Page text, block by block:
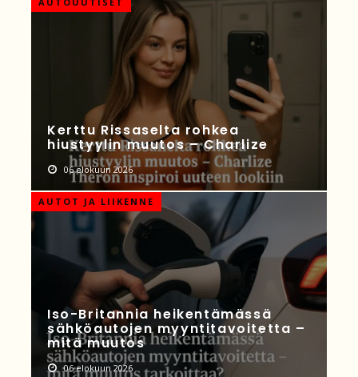
Kerttu Rissaselta rohkea
hiustyylin muutos – Charlize
06 elokuun 2026
AUTOT JA LIIKENNE
Iso-Britannia heikentämässä
sähköautojen myyntitavoitetta –
mitä muutos
06 elokuun 2026